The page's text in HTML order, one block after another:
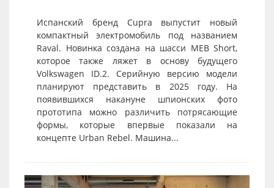
Испанский бренд Cupra выпустит новый
компактный электромобиль под названием
Raval. Новинка создана на шасси MEB Short,
которое также ляжет в основу будущего
Volkswagen ID.2. Серийную версию модели
планируют представить в 2025 году. На
появившихся накануне шпионских фото
прототипа можно различить потрясающие
формы, которые впервые показали на
концепте Urban Rebel. Машина...